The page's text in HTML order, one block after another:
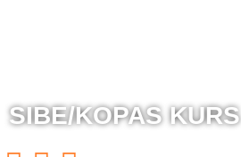
SIBE/KOPAS KURS